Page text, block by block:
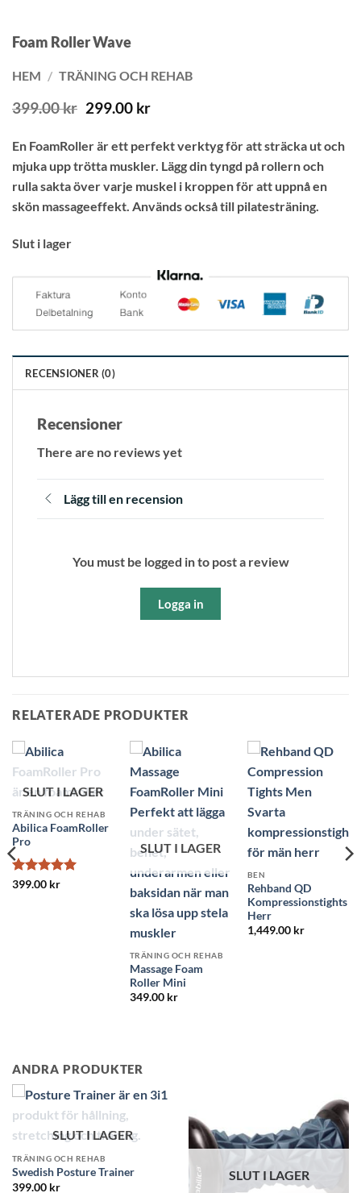
Foam Roller Wave
HEM / TRÄNING OCH REHAB
399.00kr Det
priset
var:
399.00 kr.
299.00 krDet
priset
är:
299.00 kr.
En FoamRoller är ett perfekt verktyg för att sträcka ut och
mjuka upp trötta muskler. Lägg din tyngd på rollern och
rulla sakta över varje muskel i kroppen för att uppnå en
skön massageeffekt. Används också till pilatesträning.
Slut i lager
RECENSIONER (0)
Recensioner
There are no reviews yet
Lägg till en recension
You must be logged in to post a review
Logga in
RELATERADE PRODUKTER
SLUT I LAGER
TRÄNING OCH REHAB
Abilica FoamRoller
Pro
Betygsatt
399.00 kr
SLUT I LAGER
TRÄNING OCH REHAB
Massage Foam
Roller Mini
349.00 kr
BEN
Rehband QD
Kompressionstights
Herr
1,449.00 kr
ANDRA PRODUKTER
SLUT I LAGER
TRÄNING OCH REHAB
Swedish Posture Trainer
399.00 kr
SLUT I LAGER